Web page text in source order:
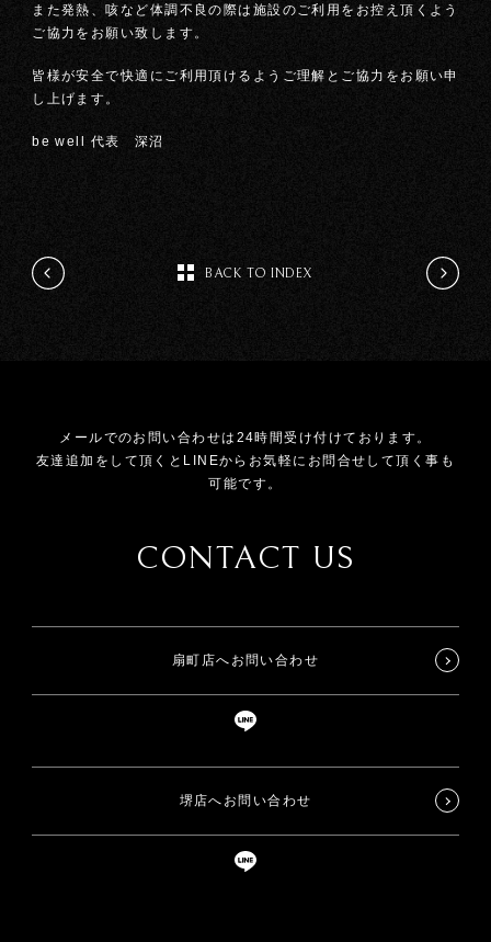
また発熱、咳など体調不良の際は施設のご利用をお控え頂くよう
ご協力をお願い致します。
皆様が安全で快適にご利用頂けるようご理解とご協力をお願い申
し上げます。
be well 代表 深沼
BACK TO INDEX
メールでのお問い合わせは24時間受け付けております。
友達追加をして頂くとLINEからお気軽にお問合せして頂く事も
可能です。
CONTACT US
扇町店へお問い合わせ
堺店へお問い合わせ